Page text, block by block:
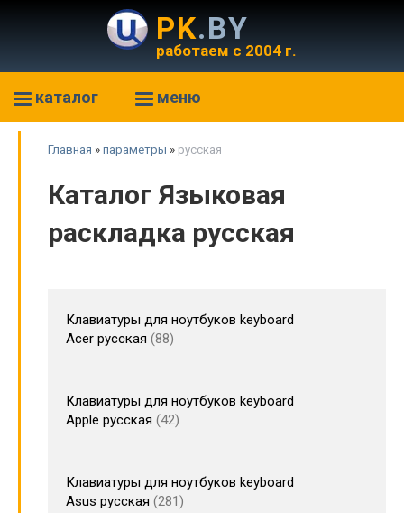
PK.BY
работаем с 2004 г.
каталог меню
Главная » параметры » русская
Каталог Языковая
раскладка русская
Клавиатуры для ноутбуков keyboard
Acer русская 88
Клавиатуры для ноутбуков keyboard
Apple русская 42
Клавиатуры для ноутбуков keyboard
Asus русская 281